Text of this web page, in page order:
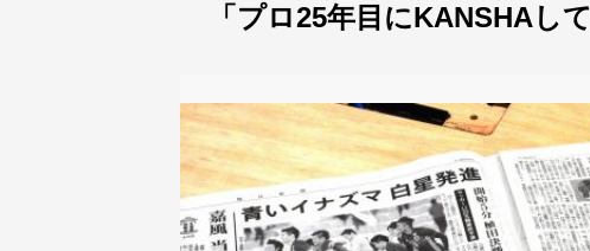
「プロ25年目にKANSHAし